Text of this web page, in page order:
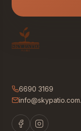
6690 3169